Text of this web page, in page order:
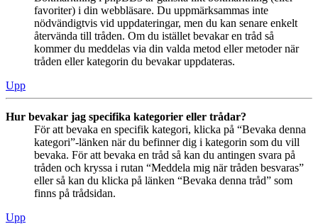
favoriter) i din webbläsare. Du uppmärksammas inte
nödvändigtvis vid uppdateringar, men du kan senare enkelt
återvända till tråden. Om du istället bevakar en tråd så
kommer du meddelas via din valda metod eller metoder när
tråden eller kategorin du bevakar uppdateras.
Upp
Hur bevakar jag specifika kategorier eller trådar?
För att bevaka en specifik kategori, klicka på “Bevaka denna
kategori”-länken när du befinner dig i kategorin som du vill
bevaka. För att bevaka en tråd så kan du antingen svara på
tråden och kryssa i rutan “Meddela mig när tråden besvaras”
eller så kan du klicka på länken “Bevaka denna tråd” som
finns på trådsidan.
Upp